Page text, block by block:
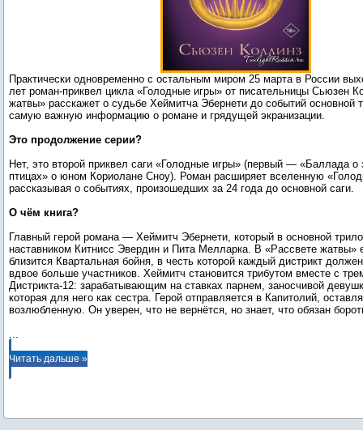
Практически одновременно с остальным миром 25 марта в России
лет роман-приквел цикла «Голодные игры» от писательницы Сьюзен
жатвы» расскажет о судьбе Хеймитча Эбернети до событий основной
самую важную информацию о романе и грядущей экранизации.
Это продолжение серии?
Нет, это второй приквел саги «Голодные игры» (первый — «Баллада о
птицах» о юном Кориолане Сноу). Роман расширяет вселенную
рассказывая о событиях, произошедших за 24 года до основной саги.
О чём книга?
Главный герой романа — Хеймитч Эбернети, который в основной
наставником Китнисс Эвердин и Пита Мелларка. В «Рассвете жатвы»
близится Квартальная бойня, в честь которой каждый дистрикт
вдвое больше участников. Хеймитч становится трибутом вместе с
Дистрикта-12: зарабатывающим на ставках парнем, заносчивой
которая для него как сестра. Герой отправляется в Капитолий,
...
Читать дальше »